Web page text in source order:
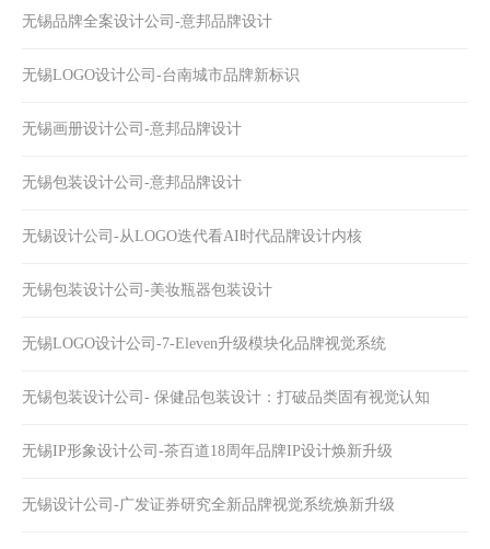
无锡品牌全案设计公司-意邦品牌设计
无锡LOGO设计公司-台南城市品牌新标识
无锡画册设计公司-意邦品牌设计
无锡包装设计公司-意邦品牌设计
无锡设计公司-从LOGO迭代看AI时代品牌设计内核
无锡包装设计公司-美妆瓶器包装设计
无锡LOGO设计公司-7-Eleven升级模块化品牌视觉系统
无锡包装设计公司- 保健品包装设计：打破品类固有视觉认知
无锡IP形象设计公司-茶百道18周年品牌IP设计焕新升级
无锡设计公司-广发证券研究全新品牌视觉系统焕新升级